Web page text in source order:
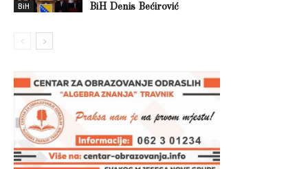
BiH
BiH Denis Bećirović